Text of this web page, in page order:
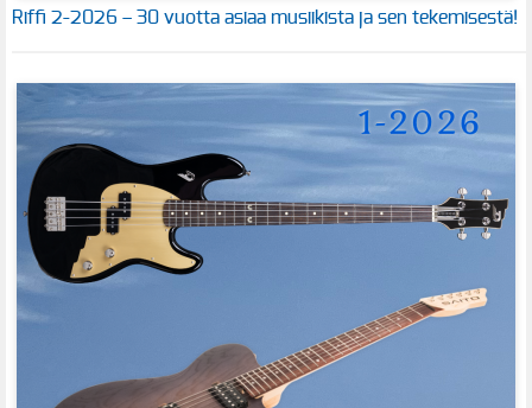
Riffi 2-2026 – 30 vuotta asiaa musiikista ja sen tekemisestä!